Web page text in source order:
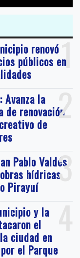
1
renovó
públicos en
2
Avanza la
de renovación
de
3
Pablo Valdés
hídricas
Pirayuí
4
y la
el
ciudad en
el Parque